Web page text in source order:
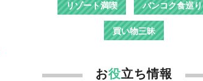
リゾート満喫 バンコク食巡り
買い物三昧
お役立ち情報